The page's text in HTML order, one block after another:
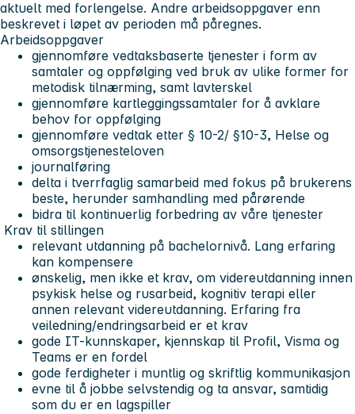
aktuelt med forlengelse. Andre arbeidsoppgaver enn
beskrevet i løpet av perioden må påregnes.
Arbeidsoppgaver
gjennomføre vedtaksbaserte tjenester i form av
samtaler og oppfølging ved bruk av ulike former for
metodisk tilnærming, samt lavterskel
gjennomføre kartleggingssamtaler for å avklare
behov for oppfølging
gjennomføre vedtak etter § 10-2/ §10-3, Helse og
omsorgstjenesteloven
journalføring
delta i tverrfaglig samarbeid med fokus på brukerens
beste, herunder samhandling med pårørende
bidra til kontinuerlig forbedring av våre tjenester
Krav til stillingen
relevant utdanning på bachelornivå. Lang erfaring
kan kompensere
ønskelig, men ikke et krav, om videreutdanning innen
psykisk helse og rusarbeid, kognitiv terapi eller
annen relevant videreutdanning. Erfaring fra
veiledning/endringsarbeid er et krav
gode IT-kunnskaper, kjennskap til Profil, Visma og
Teams er en fordel
gode ferdigheter i muntlig og skriftlig kommunikasjon
evne til å jobbe selvstendig og ta ansvar, samtidig
som du er en lagspiller